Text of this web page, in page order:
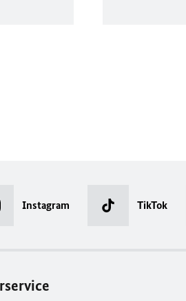
Instagram TikTok